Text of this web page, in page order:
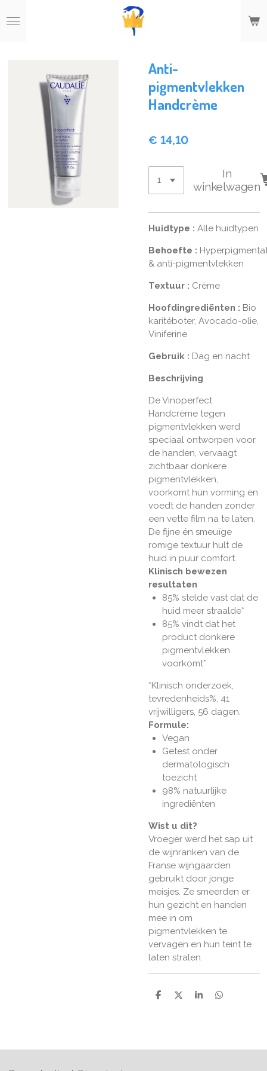
direct
Anti-
pigmentvlekken
Handcrème
€ 14,10
In
winkelwagen
Huidtype : Alle huidtypen
Behoefte :
& anti-pigmentvlekken
Textuur : Crème
Hoofdingrediënten : Bio
karitéboter, Avocado-olie,
Viniferine
Gebruik : Dag en nacht
Beschrijving
De Vinoperfect
Handcrème tegen
pigmentvlekken werd
speciaal ontworpen voor
de handen, vervaagt
zichtbaar donkere
pigmentvlekken,
voorkomt hun vorming en
voedt de handen zonder
een vette film na te laten.
De fijne én smeuïge
romige textuur hult de
huid in puur comfort.
Klinisch bewezen
resultaten
85% stelde vast dat de
huid meer straalde*
85% vindt dat het
product donkere
pigmentvlekken
voorkomt*
*Klinisch onderzoek,
tevredenheids%, 41
vrijwilligers, 56 dagen.
Formule:
Vegan
Getest onder
dermatologisch
toezicht
98% natuurlijke
ingrediënten
Wist u dit?
Vroeger werd het sap uit
de wijnranken van de
Franse wijngaarden
gebruikt door jonge
meisjes. Ze smeerden er
hun gezicht en handen
mee in om
pigmentvlekken te
vervagen en hun teint te
laten stralen.
D
D
S
D